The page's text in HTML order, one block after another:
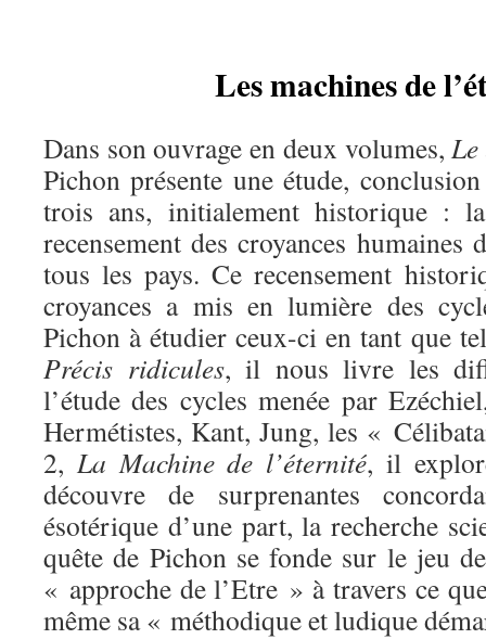
Les machines de
Dans son ouvrage en deux volumes,
Pichon présente une étude,
trois ans, initialement historique :
recensement des croyances humaines
tous les pays. Ce recensement
croyances a mis en lumière des
Pichon à étudier ceux-ci en tant que
Précis ridicules, il nous livre les
l’étude des cycles menée par
Hermétistes, Kant, Jung, les «
2, La Machine de l’éternité, il
découvre de surprenantes
ésotérique d’une part, la recherche
quête de Pichon se fonde sur le jeu
« approche de l’Etre » à travers ce
même sa « méthodique et ludique